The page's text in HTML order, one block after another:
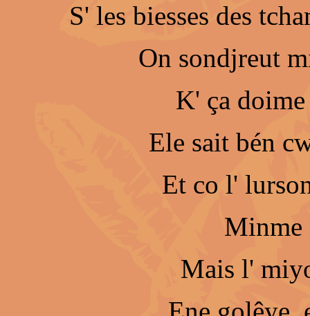
S' les biesses des
On sondjreut
K' ça
Ele sait bén
Et co l'
Minme
Mais l'